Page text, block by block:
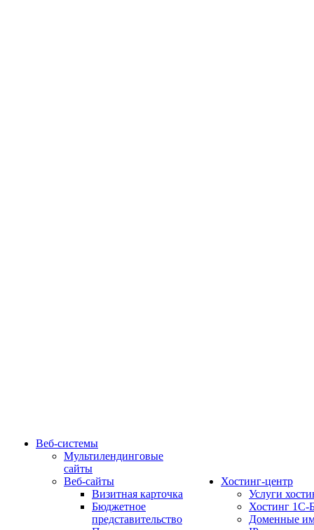
Веб-системы
Мультилендинговые
сайты
Веб-сайты
Визитная карточка
Бюджетное
представительство
Хостинг-центр
Услуги
Хостинг 1С-
Доменные